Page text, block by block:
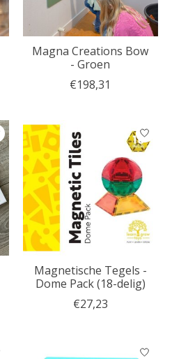
Magna Creations Bow
- Groen
€198,31
Magnetische Tegels -
Dome Pack (18-delig)
€27,23